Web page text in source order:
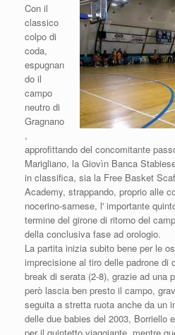
Con il
classico
colpo di
coda,
espugnan
do il
campo
neutro di
Gragnano
,
approfittando del concomitante
Marigliano, la Giovìn Banca
in classifica, sia la Free Basket
Academy, strappando, proprio alle
nocerino-sarnese, l' importante
termine del girone di ritorno del
della conclusiva fase ad orologio.
La partita inizia subito bene per le
imprecisione al tiro delle padrone di
break di serata (2-8), grazie ad una
però lascia ben presto il campo,
seguita a stretta ruota anche da un
delle due babies del 2003, Borriello
per il quintetto viaggiante, mentre